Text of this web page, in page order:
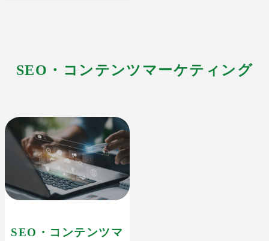
SEO・コンテンツマーケティング
SEO・コンテンツマ